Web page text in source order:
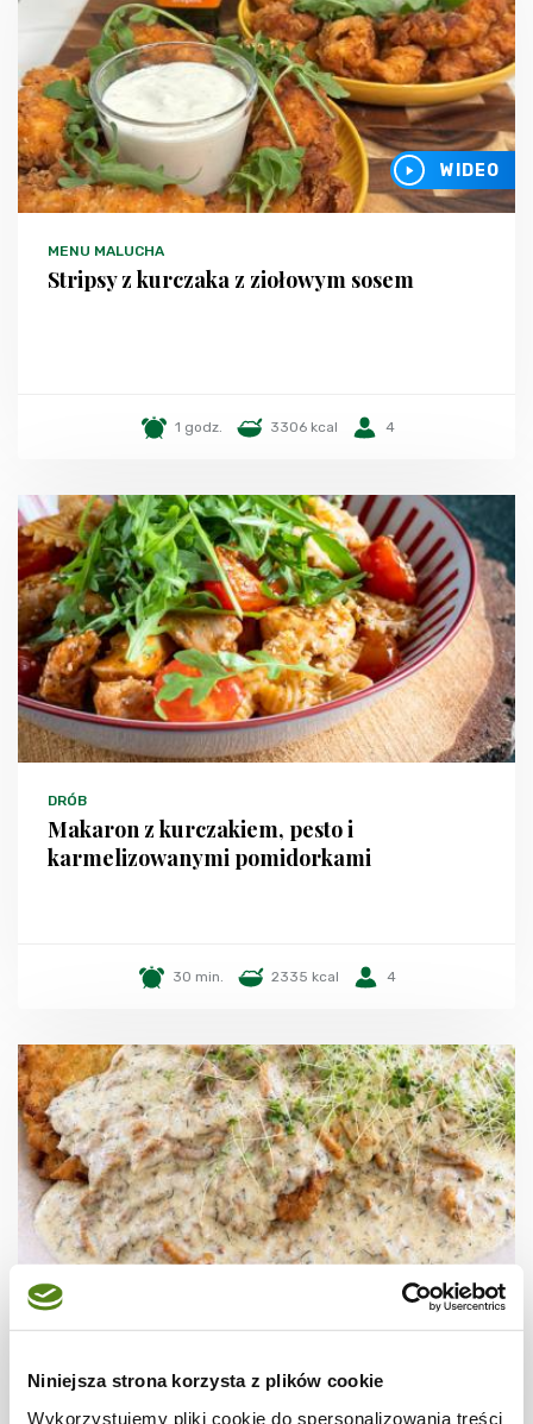
Niniejsza strona korzysta z plików cookie
Wykorzystujemy pliki cookie do spersonalizowania treści
WIDEO
MENU MALUCHA
Stripsy z kurczaka z ziołowym sosem
1 godz. 3306 kcal 4
DRÓB
Makaron z kurczakiem, pesto i
karmelizowanymi pomidorkami
30 min. 2335 kcal 4
Placki ziemniaczane z sosem kurkowym –
najlepszy przepis